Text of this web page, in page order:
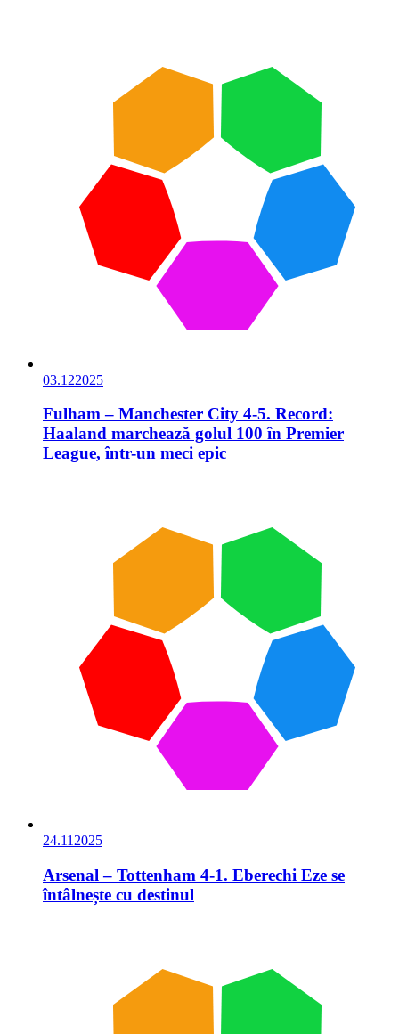
03.122025
Fulham – Manchester City 4-5. Record:
Haaland marchează golul 100 în Premier
League, într-un meci epic
24.11 2025
Arsenal – Tottenham 4-1. Eberechi Eze se
întâlnește cu destinul